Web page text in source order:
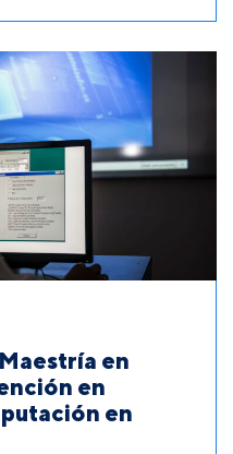
en
en
en